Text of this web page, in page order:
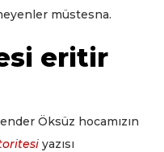
müstesna.
eritir
Öksüz hocamızın
yazısı